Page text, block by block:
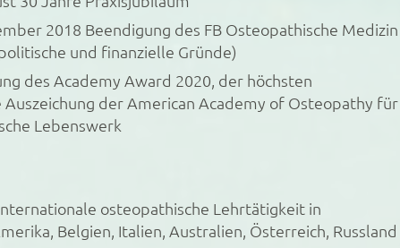
2018 Beendigung des FB Osteopathische Medizin
und finanzielle Gründe)
des Academy Award 2020, der höchsten
Auszeichung der American Academy of Osteopathy für
Lebenswerk
osteopathische Lehrtätigkeit in
Belgien, Italien, Australien, Österreich, Russland